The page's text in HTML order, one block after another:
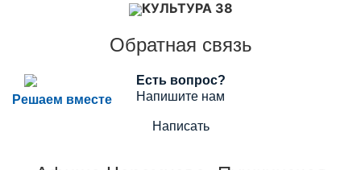
КУЛЬТУРА 38
Обратная связь
Решаем вместе
Есть вопрос?
Напишите нам
Написать